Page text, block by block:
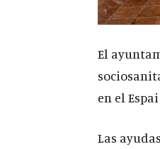
El
en el
Las